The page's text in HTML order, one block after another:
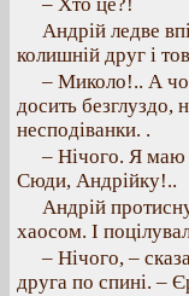
Андрій ледве
колишній друг і
– Миколо!.. А
досить безглуздо,
несподіванки. .
– Нічого. Я маю
Сюди, Андрійку!..
Андрій
хаосом. І
– Нічого, –
друга по спині. –